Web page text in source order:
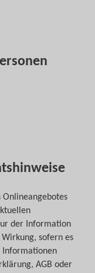
Onlineangebotes
der Information
sofern es
Informationen
AGB oder